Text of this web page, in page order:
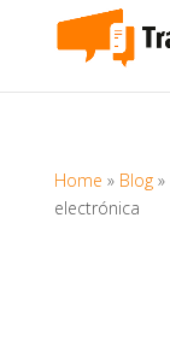
Home » Blog»
electrónica